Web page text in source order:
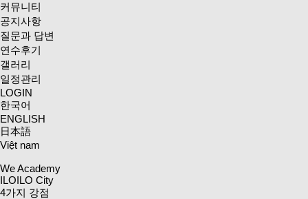
커뮤니티
공지사항
질문과 답변
연수후기
갤러리
일정관리
LOGIN
한국어
ENGLISH
日本語
Việt nam
We Academy
ILOILO City
4가지 강점